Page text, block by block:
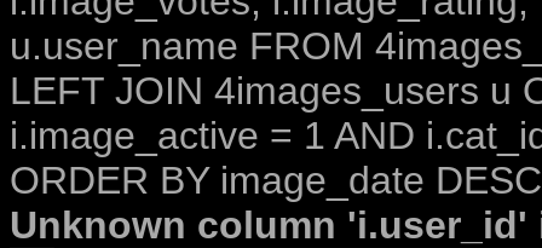
u.user_name FROM
LEFT JOIN 4images_users u
i.image_active = 1 AND
ORDER BY image_date
Unknown column